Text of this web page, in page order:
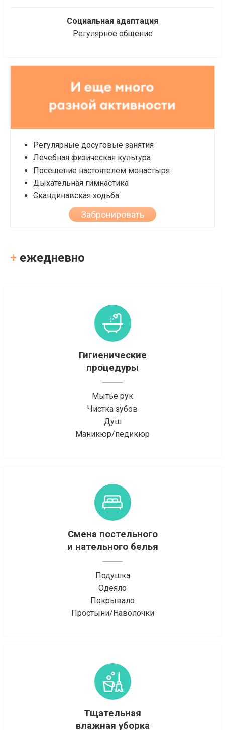
Социальная адаптация
Регулярное общение
Регулярные досуговые занятия
Лечебная физическая культура
Посещение настоятелем монастыря
Дыхательная гимнастика
Скандинавская ходьба
Забронировать
+ ежедневно
Гигиенические
процедуры
Мытье рук
Чистка зубов
Душ
Маникюр/педикюр
Смена постельного
и нательного белья
Подушка
Одеяло
Покрывало
Простыни/Наволочки
Тщательная
влажная уборка